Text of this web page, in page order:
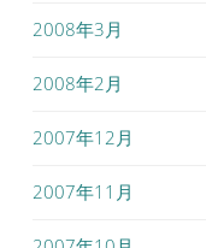
2008年3月
2008年2月
2007年12月
2007年11月